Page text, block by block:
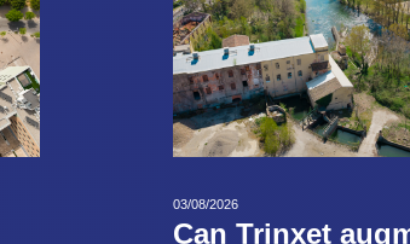
03/08/2026
Can Trinxet